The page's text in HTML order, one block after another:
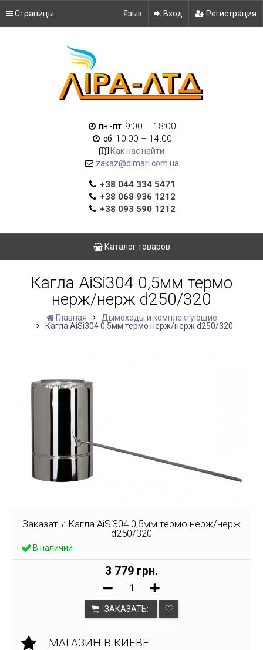
Страницы Язык Вход Регистрация
пн.-пт. 9:00 – 18:00
сб. 10:00 – 14:00
Как нас найти
zakaz@dimari.com.ua
+38 044 334 5471
+38 068 936 1212
+38 093 590 1212
Каталог товаров
Кагла AiSi304 0,5мм термо
нерж/нерж d250/320
Главная
Дымоходы и комплектующие
Кагла AiSi304 0,5мм термо нерж/нерж d250/320
Заказать: Кагла AiSi304 0,5мм термо нерж/нерж
d250/320
В наличии
3 779 грн.
ЗАКАЗАТЬ:
МАГАЗИН В КИЕВЕ